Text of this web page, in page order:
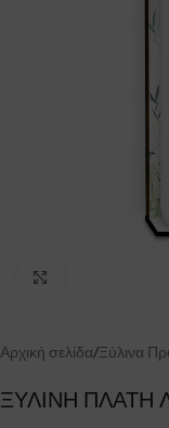
Αρχική σελίδα/Ξύλινα
ΞΥΛΙΝΗ ΠΛΑΤΗ